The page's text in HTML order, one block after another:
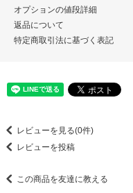
オプションの値段詳細
返品について
特定商取引法に基づく表記
レビューを見る(0件)
レビューを投稿
この商品を友達に教える